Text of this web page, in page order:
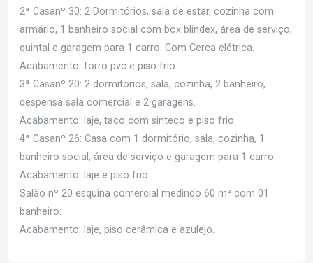
2ª Casanº 30: 2 Dormitórios, sala de estar, cozinha com
armário, 1 banheiro social com box blindex, área de serviço,
quintal e garagem para 1 carro. Com Cerca elétrica.
Acabamento: forro pvc e piso frio.
3ª Casanº 20: 2 dormitórios, sala, cozinha, 2 banheiro,
despensa sala comercial e 2 garagens.
Acabamento: laje, taco com sinteco e piso frio.
4ª Casanº 26: Casa com 1 dormitório, sala, cozinha, 1
banheiro social, área de serviço e garagem para 1 carro.
Acabamento: laje e piso frio.
Salão nº 20 esquina comercial medindo 60 m² com 01
banheiro.
Acabamento: laje, piso cerâmica e azulejo.